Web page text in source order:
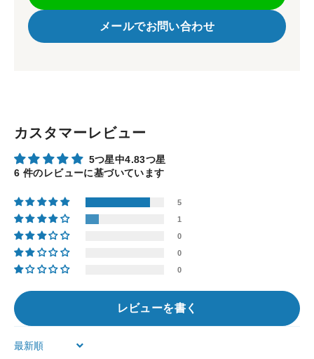
メールでお問い合わせ
カスタマーレビュー
5つ星中4.83つ星
6 件のレビューに基づいています
5
1
0
0
0
レビューを書く
Sort by